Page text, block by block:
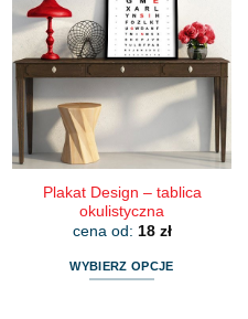
wariantów.
Opcje
można
wybrać
na
stronie
produktu
Plakat Design – tablica
okulistyczna
cena od: 18 zł
WYBIERZ OPCJE